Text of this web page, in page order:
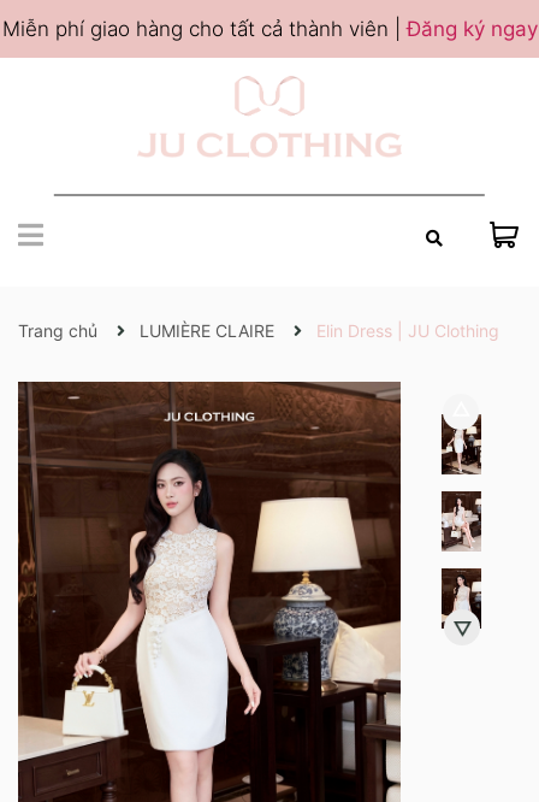
Miễn phí giao hàng cho tất cả thành viên |Đăng ký ngay
Trang chủ LUMIÈRE CLAIRE Elin Dress | JU Clothing